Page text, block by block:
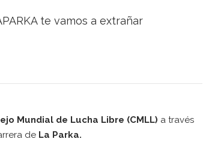
te vamos a extrañar
Mundial de Lucha Libre (CMLL) a través
de La Parka.